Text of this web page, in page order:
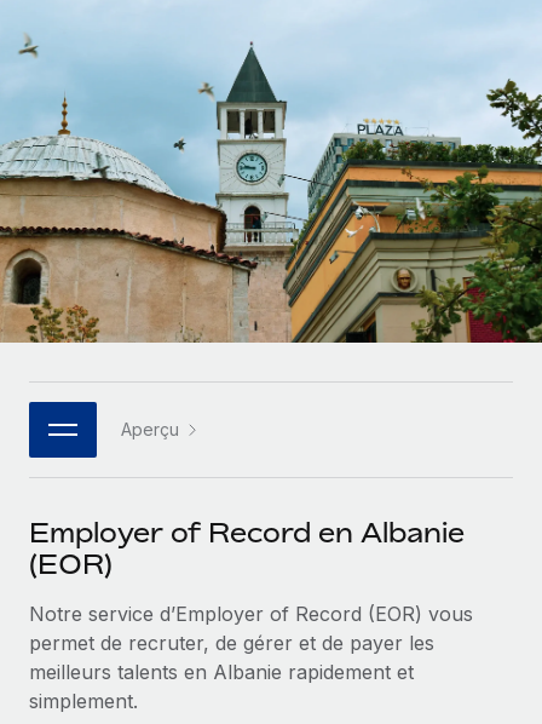
Intégrez et gérez vos freelances partout dans le monde
Sous-traitez les opérations complexes liées à l’emploi
INFRASTRUCTURE
Intégration Remote
Intégrez vos RH aux flux de travail en toute simplicité
Plateforme
Des fonctions RH clés intégrées pour votre équipe
Connectez n'importe quel outil d’IA à Remote grâce à
notre MCP
Rationalisez vos processus avec des outils essentiels
SERVICES
Demandez aux experts
Recevez des conseils d’experts sur les RH à
l’international et la conformité
Examinez notre service par rapport aux autres
CROISSANCE
Start-ups
Des solutions agiles et internationales pour les RH et la
paie des entreprises en pleine croissance
Entreprises intermédiaires
Développez vos équipes avec des solutions RH sur
mesure
Entreprise
Les RH à l’international pour les grandes entreprises
Partenaires stratégiques de la tech
Intégrez les RH à l’international de manière flexible
Devenir partenaire
Explorez avec nous vos opportunités de partenariat
Remote Build
Bientôt disponible
Calculateur de paiement des freelances
Découvrez les devises disponibles et les vitesses de
paiement pour vos freelances internationaux
APPRENDRE AVEC REMOTE
Recherche et guides
Études de cas
Checklists et modèles
Descriptions de postes
Événements
Données sur les salaires et les talents
Centre de ressources
Nederlands
Français
Deutsch
Español
Italiano
Português (Portugal)
日本語
한국어
Connexion
Aperçu
Employer of Record en Albanie
(EOR)
Notre service d’Employer of Record (EOR) vous
permet de recruter, de gérer et de payer les
meilleurs talents en Albanie rapidement et
simplement.